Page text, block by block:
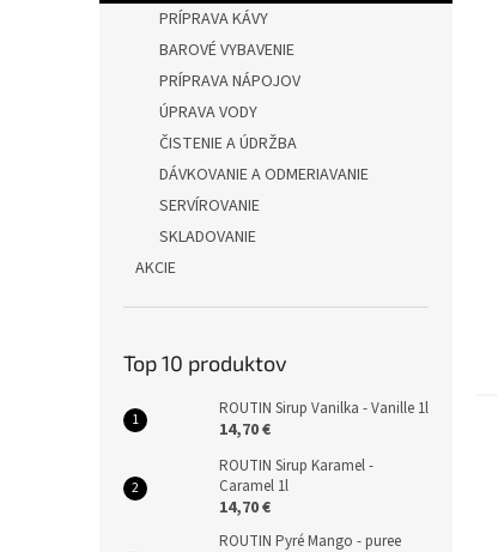
PRÍPRAVA KÁVY
BAROVÉ VYBAVENIE
PRÍPRAVA NÁPOJOV
ÚPRAVA VODY
ČISTENIE A ÚDRŽBA
DÁVKOVANIE A ODMERIAVANIE
SERVÍROVANIE
SKLADOVANIE
AKCIE
Top 10 produktov
ROUTIN Sirup Vanilka - Vanille 1l
14,70 €
ROUTIN Sirup Karamel -
Caramel 1l
14,70 €
ROUTIN Pyré Mango - puree